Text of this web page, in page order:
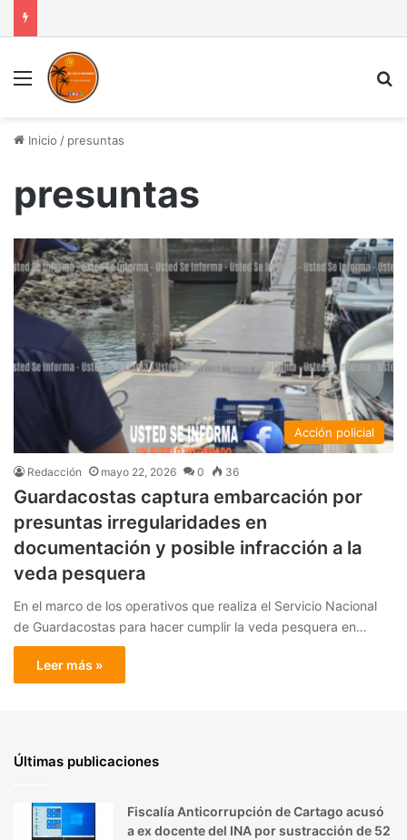
Menú
Inicio / presuntas
presuntas
Acción policial
Redacción mayo 22, 2026 0 36
Guardacostas captura embarcación por
presuntas irregularidades en
documentación y posible infracción a la
veda pesquera
En el marco de los operativos que realiza el Servicio Nacional
de Guardacostas para hacer cumplir la veda pesquera en…
Leer más »
Últimas publicaciones
Fiscalía Anticorrupción de Cartago acusó
a ex docente del INA por sustracción de 52